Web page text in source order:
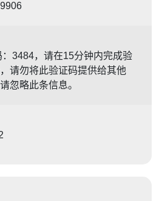
：3484，请在15分钟内完成验
请勿将此验证码提供给其他
忽略此条信息。